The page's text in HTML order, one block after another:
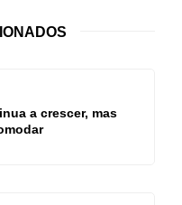
a crescer, mas